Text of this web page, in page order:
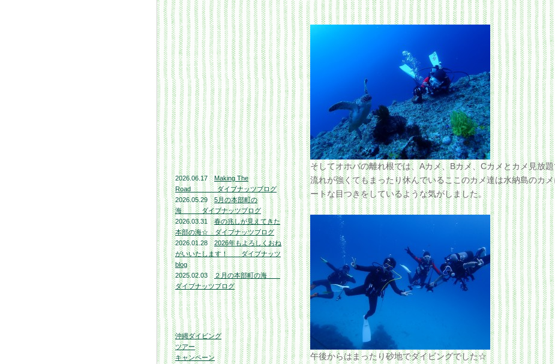
2026.06.17
Making The
Road ダイブナッツブログ
2026.05.29
5月の本部町の
海 ダイブナッツブログ
2026.03.31
春の兆しが見えてきた
本部の海☆ ダイブナッツブログ
2026.01.28
2026年もよろしくおね
がいいたします！ ダイブナッツ
blog
2025.02.03
２月の本部町の海
ダイブナッツブログ
沖縄ダイビング
ツアー
キャンペーン
そしてオホバの離れ根では、Aカメ、Bカメ、Cカメとカメ見放
流れが強くてもまったり休んでいるここのカメ達は水納島のカ
ートな目つきをしているような気がしました。
午後からはまったり砂地でダイビングでした☆